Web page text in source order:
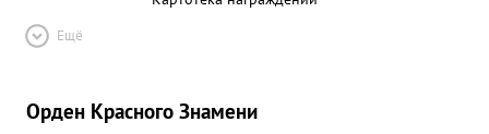
Ещё
Орден Красного Знамени